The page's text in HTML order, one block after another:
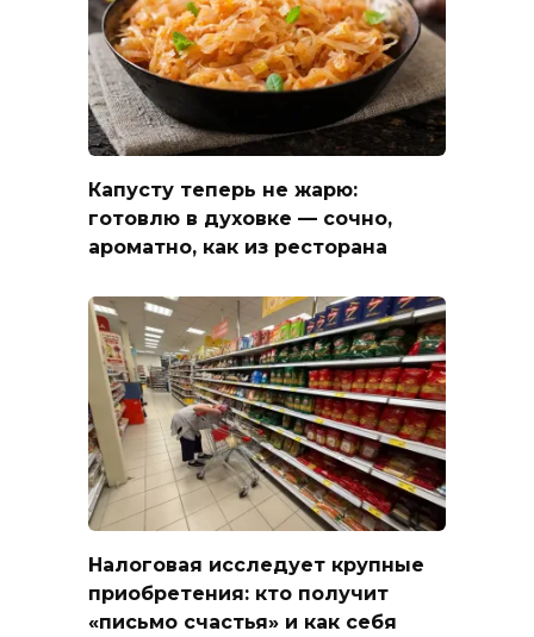
Капусту теперь не жарю:
готовлю в духовке — сочно,
ароматно, как из ресторана
Налоговая исследует крупные
приобретения: кто получит
«письмо счастья» и как себя